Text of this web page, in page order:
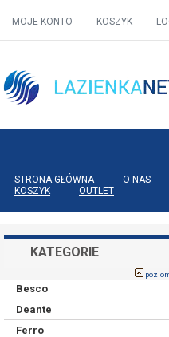
MOJE KONTO KOSZYK
STRONA GŁÓWNA O NAS
KOSZYK
OUTLET
KATEGORIE
Besco
Deante
Ferro